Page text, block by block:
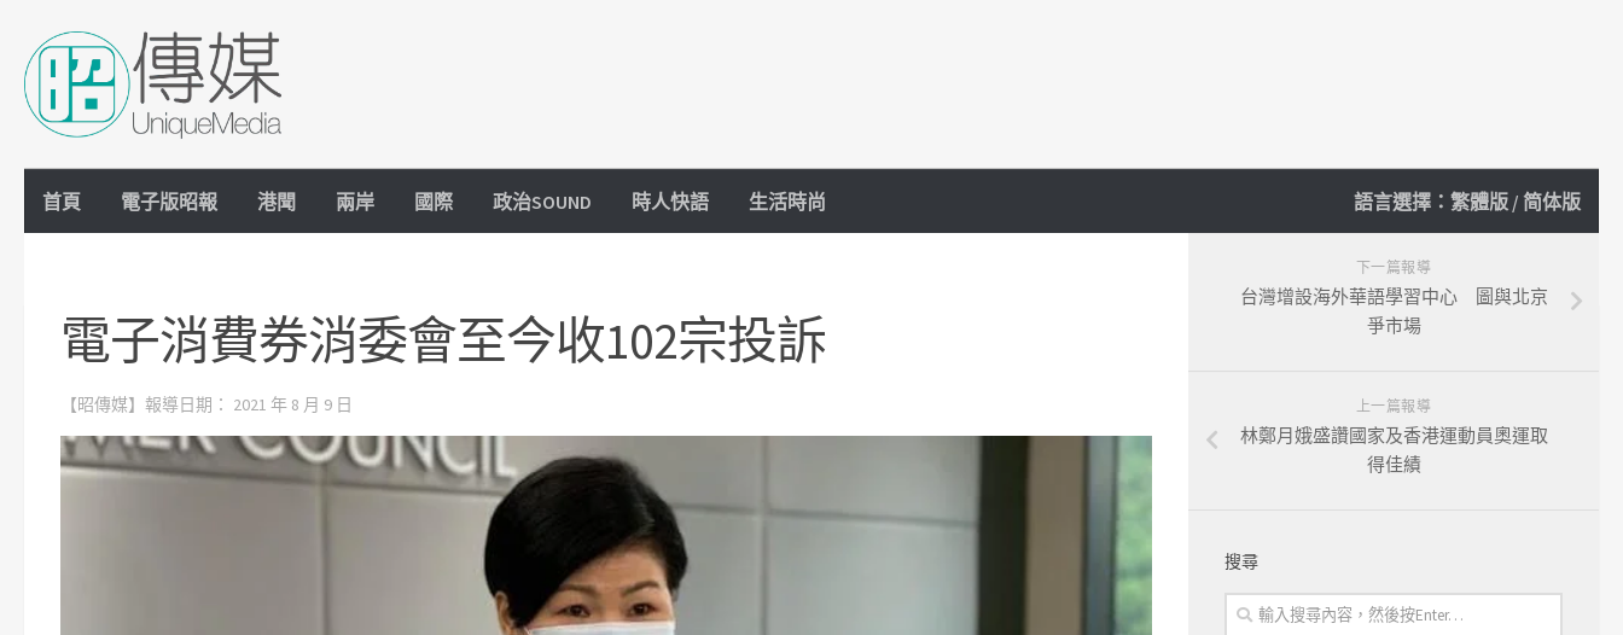
Skip to content
首頁 電子版昭報 港聞 兩岸 國際 政治SOUND 時人快語 生活時尚 語言選擇： 繁體版 / 简体版
電子消費券消委會至今收102宗投訴
【昭傳媒】報導日期： 2021 年 8 月 9 日
下一篇報導
台灣增設海外華語學習中心 圖與北京
爭市場
上一篇報導
林鄭月娥盛讚國家及香港運動員奧運取
得佳績
搜尋